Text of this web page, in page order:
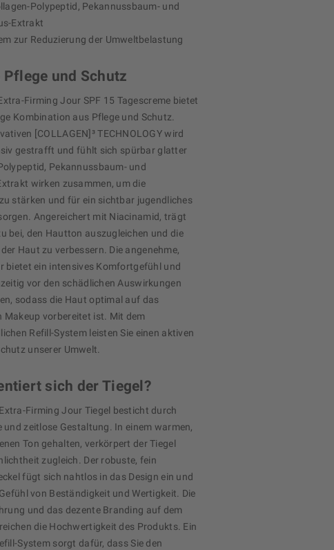
Polypeptid, Pekannussbaum- und
Extrakt
zur Reduzierung der Umweltbelastung
und Schutz
Firming Jour SPF 15 Tagescreme bietet
Kombination aus Pflege und Schutz.
[COLLAGEN]³ TECHNOLOGY wird
gestrafft und fühlt sich spürbar glatter
Pekannussbaum- und
wirken zusammen, um die
stärken und für ein sichtbar jugendliches
Angereichert mit Niacinamid, trägt
bei, den Hautton auszugleichen und die
Haut zu verbessern. Die angenehme,
bietet ein intensives Komfortgefühl und
vor den schädlichen Auswirkungen
sodass die Haut optimal auf das
Makeup vorbereitet ist. Mit dem
Refill-System leisten Sie einen aktiven
unserer Umwelt.
sich der Tiegel?
Firming Jour Tiegel besticht durch
und zeitlose Gestaltung. In einem warmen,
Ton gehalten, verkörpert der Tiegel
zugleich. Der robuste, fein
fügt sich nahtlos in das Design ein und
von Beständigkeit und Wertigkeit. Die
und das dezente Branding auf dem
die Hochwertigkeit des Produkts. Ein
System sorgt dafür, dass Sie den